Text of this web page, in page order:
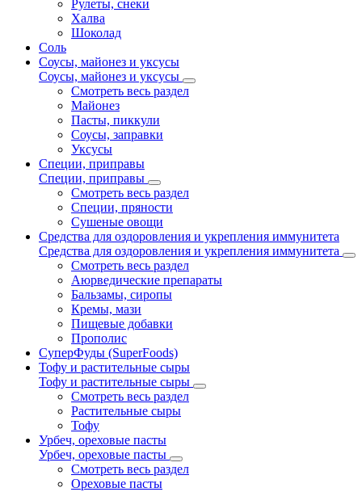
Рулеты, снеки
Халва
Шоколад
Соль
Соусы, майонез и уксусы
Соусы, майонез и уксусы
Смотреть весь раздел
Майонез
Пасты, пиккули
Соусы, заправки
Уксусы
Специи, приправы
Специи, приправы
Смотреть весь раздел
Специи, пряности
Сушеные овощи
Средства для оздоровления и укрепления иммунитета
Средства для оздоровления и укрепления иммунитета
Смотреть весь раздел
Аюрведические препараты
Бальзамы, сиропы
Кремы, мази
Пищевые добавки
Прополис
СуперФуды (SuperFoods)
Тофу и растительные сыры
Тофу и растительные сыры
Смотреть весь раздел
Растительные сыры
Тофу
Урбеч, ореховые пасты
Урбеч, ореховые пасты
Смотреть весь раздел
Ореховые пасты